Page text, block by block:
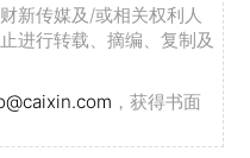
新传媒及/或相关权利人
进行转载、摘编、复制及
，获得书面